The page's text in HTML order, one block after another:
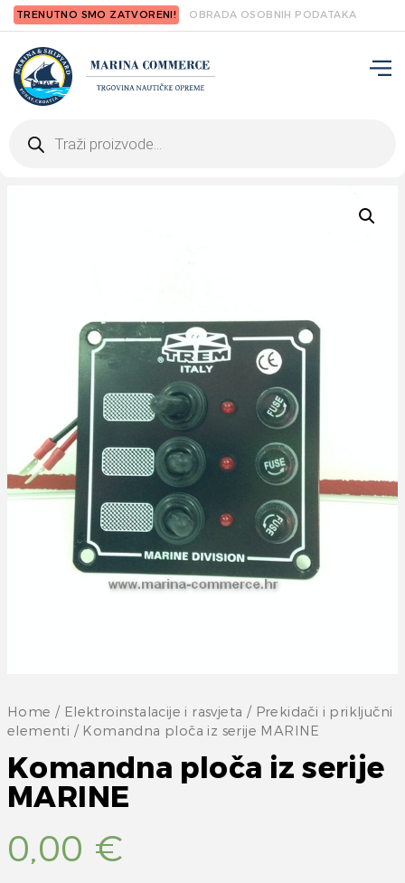
TRENUTNO SMO ZATVORENI! OBRADA OSOBNIH PODATAKA
search
Home / Elektroinstalacije i rasvjeta / Prekidači i priključni
elementi / Komandna ploča iz serije MARINE
Komandna ploča iz serije
MARINE
0,00 €